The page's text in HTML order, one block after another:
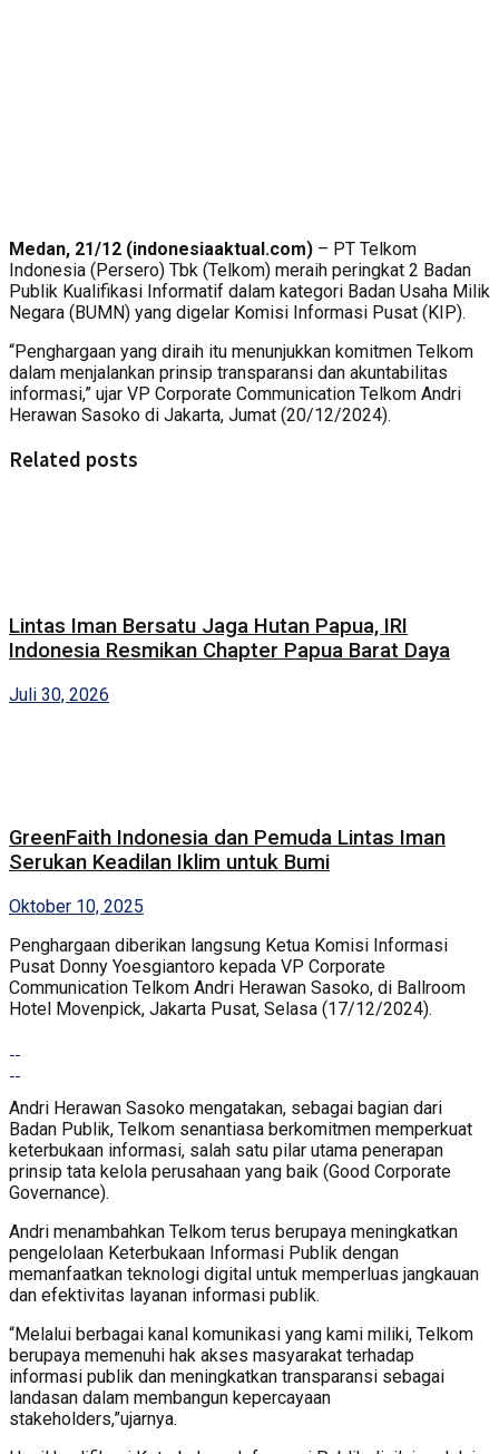
Medan, 21/12 (indonesiaaktual.com) – PT Telkom
Indonesia (Persero) Tbk (Telkom) meraih peringkat 2 Badan
Publik Kualifikasi Informatif dalam kategori Badan Usaha Milik
Negara (BUMN) yang digelar Komisi Informasi Pusat (KIP).
“Penghargaan yang diraih itu menunjukkan komitmen Telkom
dalam menjalankan prinsip transparansi dan akuntabilitas
informasi,” ujar VP Corporate Communication Telkom Andri
Herawan Sasoko di Jakarta, Jumat (20/12/2024).
Related posts
Lintas Iman Bersatu Jaga Hutan Papua, IRI
Indonesia Resmikan Chapter Papua Barat Daya
Juli 30, 2026
GreenFaith Indonesia dan Pemuda Lintas Iman
Serukan Keadilan Iklim untuk Bumi
Oktober 10, 2025
Penghargaan diberikan langsung Ketua Komisi Informasi
Pusat Donny Yoesgiantoro kepada VP Corporate
Communication Telkom Andri Herawan Sasoko, di Ballroom
Hotel Movenpick, Jakarta Pusat, Selasa (17/12/2024).
Andri Herawan Sasoko mengatakan, sebagai bagian dari
Badan Publik, Telkom senantiasa berkomitmen memperkuat
keterbukaan informasi, salah satu pilar utama penerapan
prinsip tata kelola perusahaan yang baik (Good Corporate
Governance).
Andri menambahkan Telkom terus berupaya meningkatkan
pengelolaan Keterbukaan Informasi Publik dengan
memanfaatkan teknologi digital untuk memperluas jangkauan
dan efektivitas layanan informasi publik.
“Melalui berbagai kanal komunikasi yang kami miliki, Telkom
berupaya memenuhi hak akses masyarakat terhadap
informasi publik dan meningkatkan transparansi sebagai
landasan dalam membangun kepercayaan
stakeholders,”ujarnya.